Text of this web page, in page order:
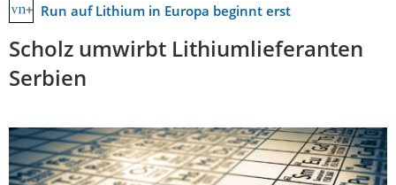
Run auf Lithium in Europa beginnt erst
Scholz umwirbt Lithiumlieferanten
Serbien